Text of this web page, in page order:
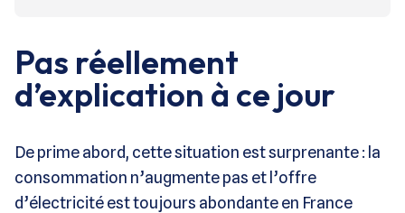
Pas réellement
d’explication à ce jour
De prime abord, cette situation est surprenante : la
consommation n’augmente pas et l’offre
d’électricité est toujours abondante en France